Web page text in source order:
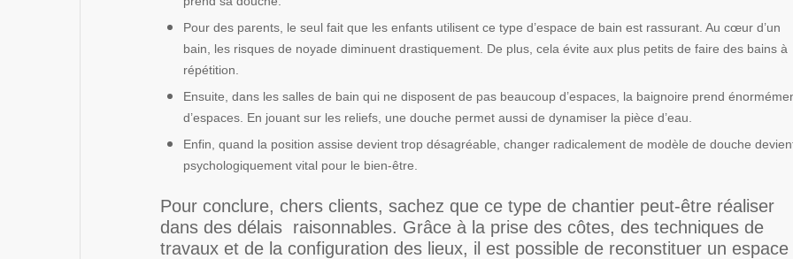
Pour des parents, le seul fait que les enfants utilisent ce type d’espace de bain est rassurant. Au cœur d’un
bain, les risques de noyade diminuent drastiquement. De plus, cela évite aux plus petits de faire des bains à
répétition.
Ensuite, dans les salles de bain qui ne disposent de pas beaucoup d’espaces, la baignoire prend
d’espaces. En jouant sur les reliefs, une douche permet aussi de dynamiser la pièce d’eau.
Enfin, quand la position assise devient trop désagréable, changer radicalement de modèle de douche
psychologiquement vital pour le bien-être.
Pour conclure, chers clients, sachez que ce type de chantier peut-être réaliser
dans des délais raisonnables. Grâce à la prise des côtes, des techniques de
travaux et de la configuration des lieux, il est possible de reconstituer un espace